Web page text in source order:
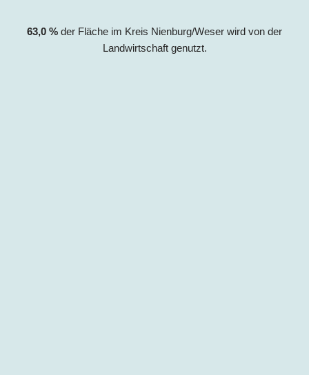
63,0 % der Fläche im Kreis Nienburg/Weser wird von der
Landwirtschaft genutzt.